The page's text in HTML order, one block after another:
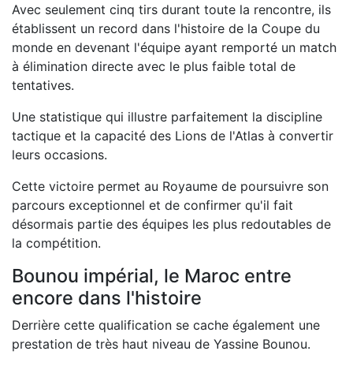
Avec seulement cinq tirs durant toute la rencontre, ils
établissent un record dans l'histoire de la Coupe du
monde en devenant l'équipe ayant remporté un match
à élimination directe avec le plus faible total de
tentatives.
Une statistique qui illustre parfaitement la discipline
tactique et la capacité des Lions de l'Atlas à convertir
leurs occasions.
Cette victoire permet au Royaume de poursuivre son
parcours exceptionnel et de confirmer qu'il fait
désormais partie des équipes les plus redoutables de
la compétition.
Bounou impérial, le Maroc entre
encore dans l'histoire
Derrière cette qualification se cache également une
prestation de très haut niveau de Yassine Bounou.